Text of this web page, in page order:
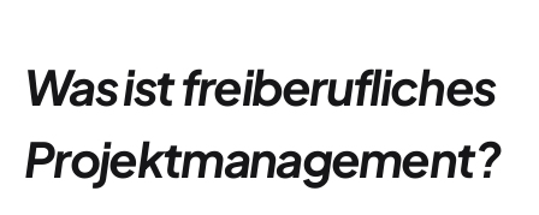
Was ist freiberufliches
Projektmanagement?